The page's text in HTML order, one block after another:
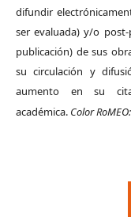
difundir
ser evaluada) y/o
publicación) de sus
su circulación y
aumento en su
académica. Color RoMEO: